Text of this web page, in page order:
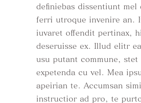
definiebas dissentiunt mel
ferri utroque invenire an.
iuvaret offendit pertinax,
deseruisse ex. Illud elitr
usu putant commune, stet
expetenda cu vel. Mea
apeirian te. Accumsan
instructior ad pro, te